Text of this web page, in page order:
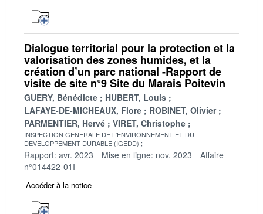
Dialogue territorial pour la protection et la
valorisation des zones humides, et la
création d’un parc national -Rapport de
visite de site n°9 Site du Marais Poitevin
GUERY, Bénédicte
HUBERT, Louis
LAFAYE-DE-MICHEAUX, Flore
ROBINET, Olivier
PARMENTIER, Hervé
VIRET, Christophe
INSPECTION GENERALE DE L'ENVIRONNEMENT ET DU
DEVELOPPEMENT DURABLE (IGEDD)
Rapport: avr. 2023 Mise en ligne: nov. 2023
Affaire
n°014422-01I
Accéder à la notice